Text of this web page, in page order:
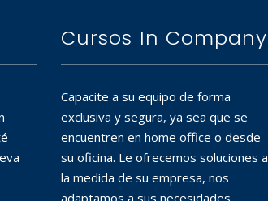
Cursos In Company
Capacite a su equipo de forma
exclusiva y segura, ya sea que se
encuentren en home office o desde
su oficina. Le ofrecemos soluciones a
la medida de su empresa, nos